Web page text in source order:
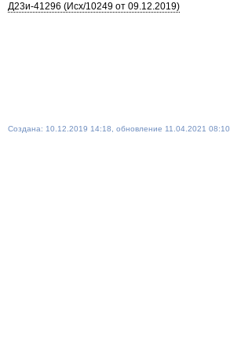
Д23и-41296 (Исх/10249 от 09.12.2019)
Создана: 10.12.2019 14:18, обновление 11.04.2021 08:10